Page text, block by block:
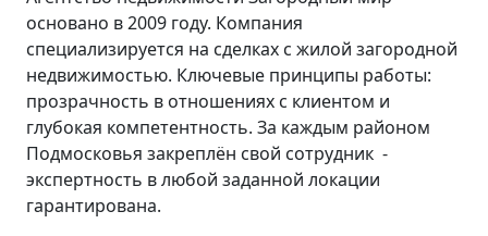
основано в 2009 году. Компания
специализируется на сделках с жилой загородной
недвижимостью. Ключевые принципы работы:
прозрачность в отношениях с клиентом и
глубокая компетентность. За каждым районом
Подмосковья закреплён свой сотрудник -
экспертность в любой заданной локации
гарантирована.